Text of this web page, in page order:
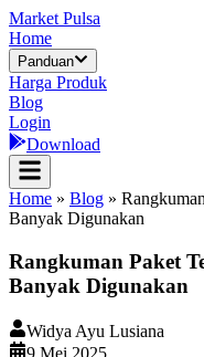
Market Pulsa
Home
Panduan
Harga Produk
Blog
Login
Download
Home » Blog »
Banyak Digunakan
Rangkuman Paket
Banyak Digunakan
Widya Ayu Lusiana
9 Mei 2025